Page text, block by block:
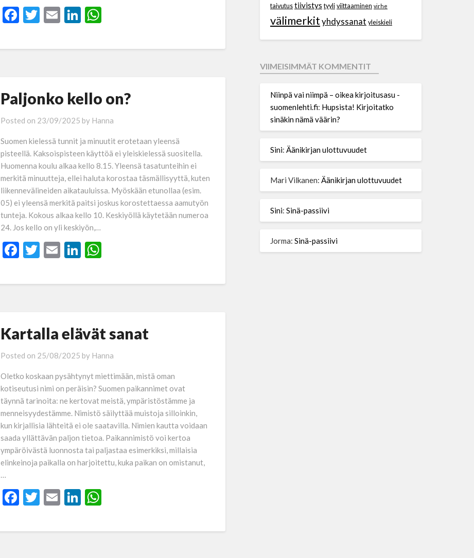
Facebook
Twitter
EmailLinkedIn
WhatsApp
Paljonko kello on?
Posted on 23/09/2025 by Hanna
Suomen kielessä tunnit ja minuutit erotetaan yleensä
pisteellä. Kaksoispisteen käyttöä ei yleiskielessä suositella.
Huomenna koulu alkaa kello 8.15. Yleensä tasatunteihin ei
merkitä minuutteja, ellei haluta korostaa täsmällisyyttä, kuten
liikennevälineiden aikatauluissa. Myöskään etunollaa (esim.
05) ei yleensä merkitä paitsi joskus korostettaessa aamutyön
tunteja. Kokous alkaa kello 10. Keskiyöllä käytetään numeroa
24. Jos kello on yli keskiyön,…
Facebook
Twitter
EmailLinkedIn
WhatsApp
Kartalla elävät sanat
Posted on 25/08/2025 by Hanna
Oletko koskaan pysähtynyt miettimään, mistä oman
kotiseutusi nimi on peräisin? Suomen paikannimet ovat
täynnä tarinoita: ne kertovat meistä, ympäristöstämme ja
menneisyydestämme. Nimistö säilyttää muistoja silloinkin,
kun kirjallisia lähteitä ei ole saatavilla. Nimien kautta voidaan
saada yllättävän paljon tietoa. Paikannimistö voi kertoa
ympäröivästä luonnosta tai paljastaa esimerkiksi, millaisia
elinkeinoja paikalla on harjoitettu, kuka paikan on omistanut,
…
Facebook
Twitter
EmailLinkedIn
WhatsApp
taivutus tiivistys tyyli viittaaminen virhe
välimerkityhdyssanat yleiskieli
VIIMEISIMMÄT KOMMENTIT
Niinpä vai niimpä – oikea kirjoitusasu -
suomenlehti.fi: Hupsista! Kirjoitatko
sinäkin nämä väärin?
Sini: Äänikirjan ulottuvuudet
Mari Vilkanen: Äänikirjan ulottuvuudet
Sini: Sinä-passiivi
Jorma: Sinä-passiivi